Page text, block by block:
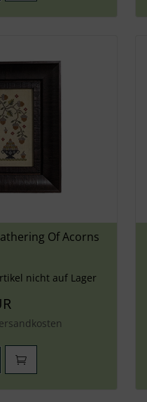
Of Acorns
nicht auf Lager